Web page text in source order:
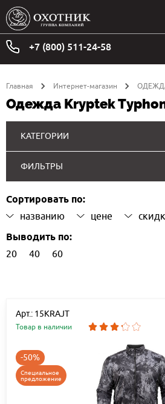
+7 (800) 511-24-58
Главная Интернет-магазин
Одежда Kryptek
КАТЕГОРИИ
ФИЛЬТРЫ
Сортировать по:
названию цене
Выводить по:
20 40 60
Арт.: 15KRAJT
Товар в наличии
-50%
Специальное
предложение